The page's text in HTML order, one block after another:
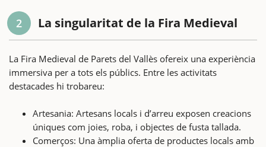
2 La singularitat de la Fira Medieval
La Fira Medieval de Parets del Vallès ofereix una experiència
immersiva per a tots els públics. Entre les activitats
destacades hi trobareu:
Artesania: Artesans locals i d’arreu exposen creacions
úniques com joies, roba, i objectes de fusta tallada.
Comerços: Una àmplia oferta de productes locals amb